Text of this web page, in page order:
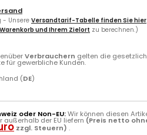
- UnsereVersandtarif-Tabelle finden Sie hier
und Ihrem Zielort zu berechnen.)
Verbrauchern gelten die
für gewerbliche Kunden.
(DE)
oder Non-EU:Wir können diesen
außerhalb der EU liefern (Preis netto
zzgl. Steuern) .